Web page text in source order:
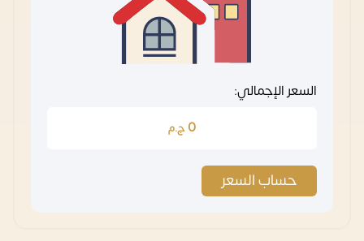
السعر الإجمالي:
0 ج.م
حساب السعر